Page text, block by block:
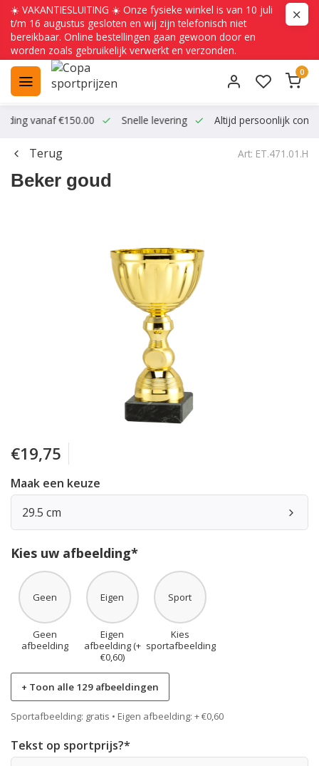
☀️ VAKANTIESLUITING ☀️ Onze fysieke winkel is van 10 juli
t/m 16 augustus gesloten en wij zijn telefonisch niet
bereikbaar. Online bestellingen gaan gewoon door en
worden zoals gebruikelijk verwerkt en verzonden.
0
vanaf €150.00 Snelle levering Altijd persoonlijk
Terug Art: ET.471.01.H
Beker goud
€19,75
Maak een keuze
29.5 cm
Kies uw afbeelding*
Geen
Geen
afbeelding
Eigen
Eigen
afbeelding (+
€0,60)
Sport
Kies
sportafbeelding
+ Toon alle 129 afbeeldingen
Sportafbeelding: gratis • Eigen afbeelding: + €0,60
Tekst op sportprijs?*